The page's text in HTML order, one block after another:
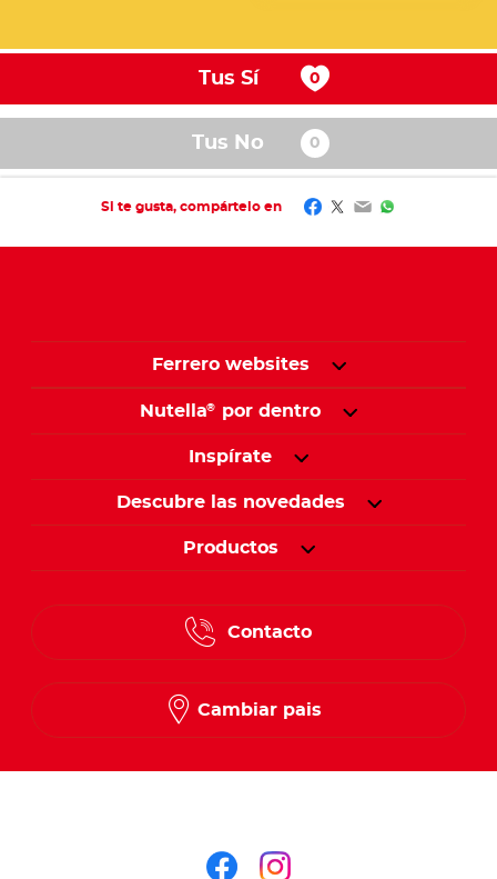
Tus Sí
Tus No
Si te gusta, compártelo en Facebook
Twitter
EmailWhatsApp
Ferrero websites
Nutella® por dentro
Inspírate
Descubre las novedades
Productos
Contacto
Cambiar pais